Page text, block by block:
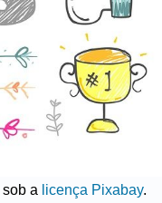
sob a licença Pixabay.